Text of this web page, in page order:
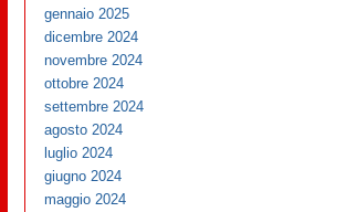
gennaio 2025
dicembre 2024
novembre 2024
ottobre 2024
settembre 2024
agosto 2024
luglio 2024
giugno 2024
maggio 2024